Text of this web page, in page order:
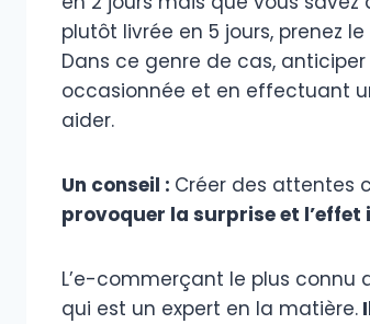
plutôt livrée en 5 jours, prenez
Dans ce genre de cas,
occasionnée et en effectuant
aider.
Un conseil : Créer des attentes
provoquer la surprise et l’effet
L’e-commerçant le plus
qui est un expert en la matière.